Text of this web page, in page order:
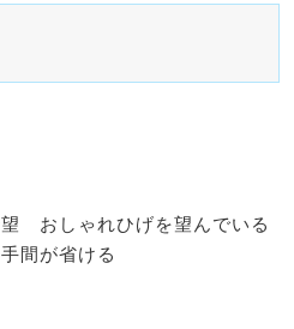
おしゃれひげを望んでいる
間が省ける